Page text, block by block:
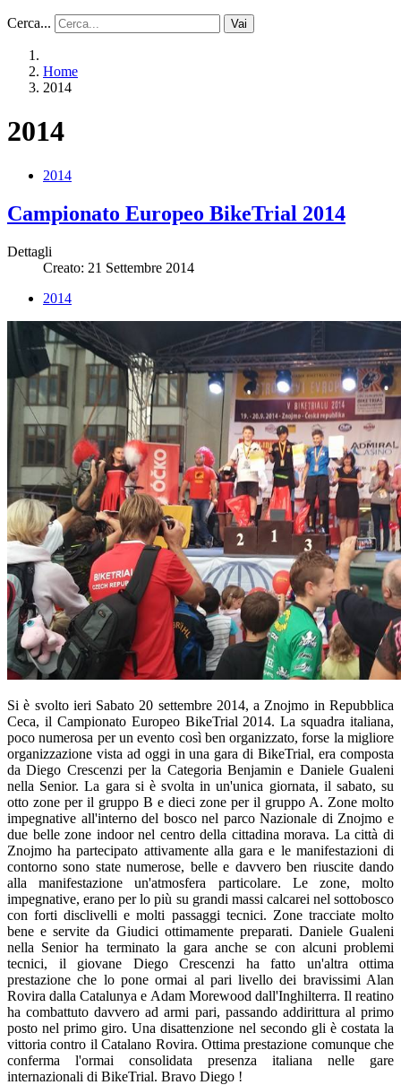
Cerca... Vai
Home
2014
2014
2014
Campionato Europeo BikeTrial 2014
Dettagli
Creato: 21 Settembre 2014
2014
Si è svolto ieri Sabato 20 settembre 2014, a Znojmo in Repubblica
Ceca, il Campionato Europeo BikeTrial 2014. La squadra italiana,
poco numerosa per un evento così ben organizzato, forse la migliore
organizzazione vista ad oggi in una gara di BikeTrial, era composta
da Diego Crescenzi per la Categoria Benjamin e Daniele Gualeni
nella Senior. La gara si è svolta in un'unica giornata, il sabato, su
otto zone per il gruppo B e dieci zone per il gruppo A. Zone molto
impegnative all'interno del bosco nel parco Nazionale di Znojmo e
due belle zone indoor nel centro della cittadina morava. La città di
Znojmo ha partecipato attivamente alla gara e le manifestazioni di
contorno sono state numerose, belle e davvero ben riuscite dando
alla manifestazione un'atmosfera particolare. Le zone, molto
impegnative, erano per lo più su grandi massi calcarei nel sottobosco
con forti disclivelli e molti passaggi tecnici. Zone tracciate molto
bene e servite da Giudici ottimamente preparati. Daniele Gualeni
nella Senior ha terminato la gara anche se con alcuni problemi
tecnici, il giovane Diego Crescenzi ha fatto un'altra ottima
prestazione che lo pone ormai al pari livello dei bravissimi Alan
Rovira dalla Catalunya e Adam Morewood dall'Inghilterra. Il reatino
ha combattuto davvero ad armi pari, passando addirittura al primo
posto nel primo giro. Una disattenzione nel secondo gli è costata la
vittoria contro il Catalano Rovira. Ottima prestazione comunque che
conferma l'ormai consolidata presenza italiana nelle gare
internazionali di BikeTrial. Bravo Diego !